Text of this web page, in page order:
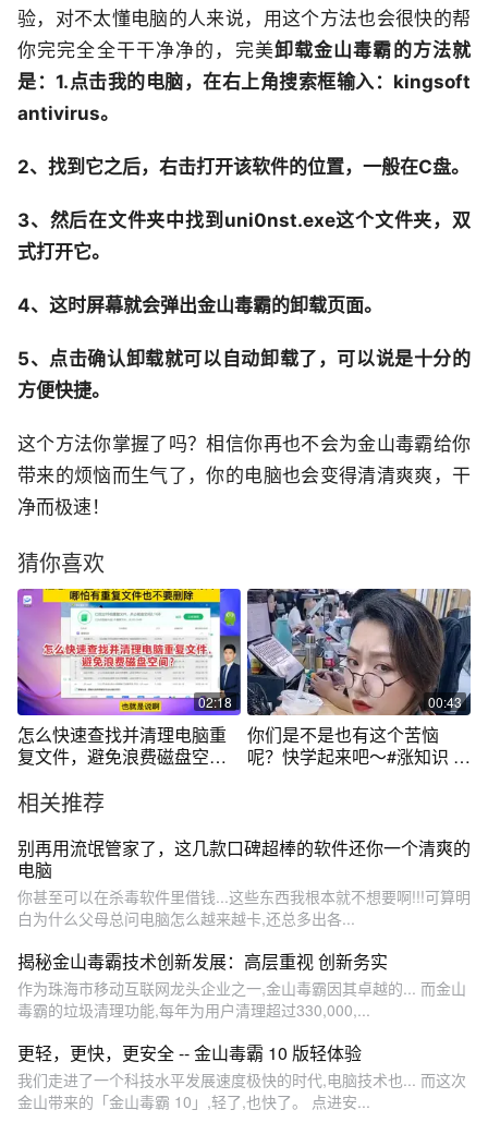
验，对不太懂电脑的人来说，用这个方法也会很快的帮
你完完全全干干净净的，完美卸载金山毒霸的方法就
是：1.点击我的电脑，在右上角搜索框输入：kingsoft
antivirus。
2、找到它之后，右击打开该软件的位置，一般在C盘。
3、然后在文件夹中找到uni0nst.exe这个文件夹，双
式打开它。
4、这时屏幕就会弹出金山毒霸的卸载页面。
5、点击确认卸载就可以自动卸载了，可以说是十分的
方便快捷。
这个方法你掌握了吗？相信你再也不会为金山毒霸给你
带来的烦恼而生气了，你的电脑也会变得清清爽爽，干
净而极速！
猜你喜欢
02:18
怎么快速查找并清理电脑重
复文件，避免浪费磁盘空
00:43
你们是不是也有这个苦恼
呢？快学起来吧～#涨知识 #
相关推荐
别再用流氓管家了，这几款口碑超棒的软件还你一个清爽的
电脑
你甚至可以在杀毒软件里借钱...这些东西我根本就不想要啊!!!可算明
白为什么父母总问电脑怎么越来越卡,还总多出各...
揭秘金山毒霸技术创新发展：高层重视 创新务实
作为珠海市移动互联网龙头企业之一,金山毒霸因其卓越的... 而金山
毒霸的垃圾清理功能,每年为用户清理超过330,000,...
更轻，更快，更安全 -- 金山毒霸 10 版轻体验
我们走进了一个科技水平发展速度极快的时代,电脑技术也... 而这次
金山带来的「金山毒霸 10」,轻了,也快了。 点进安...